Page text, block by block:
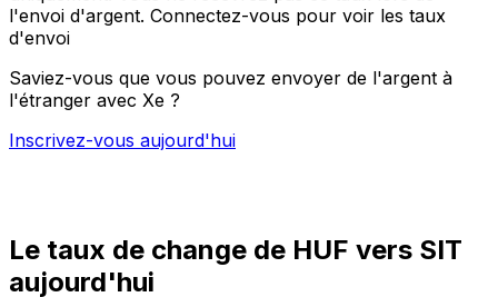
l'envoi d'argent. Connectez-vous pour voir les taux
d'envoi
Saviez-vous que vous pouvez envoyer de l'argent à
l'étranger avec Xe ?
Inscrivez-vous aujourd'hui
Le taux de change de HUF vers SIT
aujourd'hui